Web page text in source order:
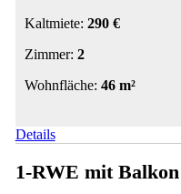
Kaltmiete: 290 €
Zimmer: 2
Wohnfläche: 46 m²
Details
1-RWE mit Balkon